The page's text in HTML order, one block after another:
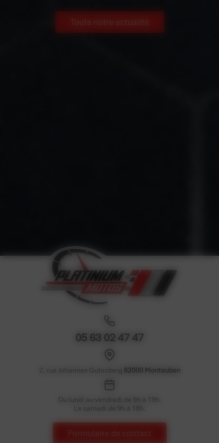
Toute notre actualité
05 63 02 47 47
2, rue Johannes Gutenberg 82000 Montauban
Du lundi au vendredi de 9h à 19h.
Le samedi de 9h à 18h.